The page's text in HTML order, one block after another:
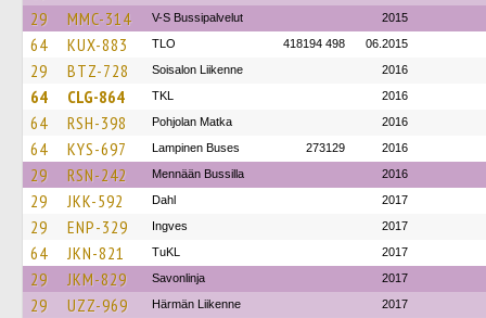
29 MMC-314 V-S Bussipalvelut 2015
64 KUX-883 TLO 418194 498 06.2015
29 BTZ-728 Soisalon Liikenne 2016
64 CLG-864 TKL 2016
64 RSH-398 Pohjolan Matka 2016
64 KYS-697 Lampinen Buses 273129 2016
29 RSN-242 Mennään Bussilla 2016
29 JKK-592 Dahl 2017
29 ENP-329 Ingves 2017
64 JKN-821 TuKL 2017
29 JKM-829 Savonlinja 2017
29 UZZ-969 Härmän Liikenne 2017